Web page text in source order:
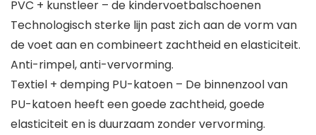
PVC + kunstleer – de kindervoetbalschoenen
Technologisch sterke lijn past zich aan de vorm van
de voet aan en combineert zachtheid en elasticiteit.
Anti-rimpel, anti-vervorming.
Textiel + demping PU-katoen – De binnenzool van
PU-katoen heeft een goede zachtheid, goede
elasticiteit en is duurzaam zonder vervorming.